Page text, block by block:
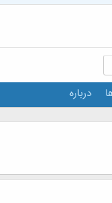
درباره